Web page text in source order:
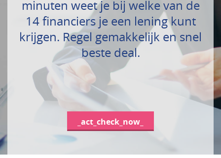
minuten weet je bij welke van de
14 financiers je een lening kunt
krijgen. Regel gemakkelijk en snel
beste deal.
_act_check_now_